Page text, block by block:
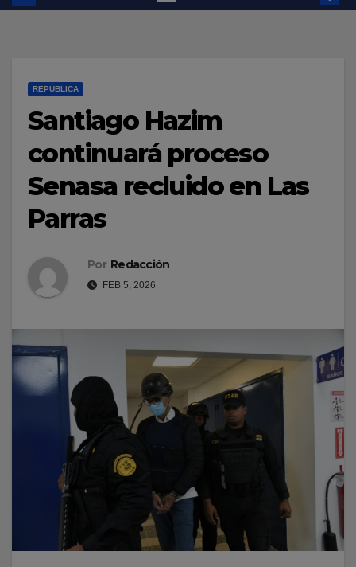
REPÚBLICA
Santiago Hazim
continuará proceso
Senasa recluido en Las
Parras
Por Redacción
FEB 5, 2026